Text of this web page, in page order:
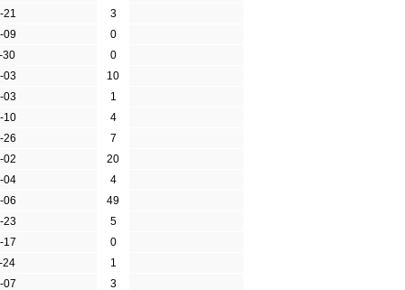
3
09
0
30
0
03
10
03
1
10
4
26
7
02
20
04
4
06
49
23
5
17
0
24
1
07 3